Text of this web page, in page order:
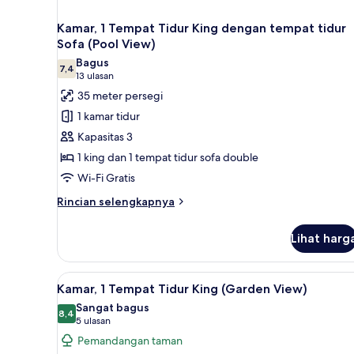
Kamar, 1 Tempat Tidur King dengan tempat tidur
Sofa (Pool View)
7,47,4 dari 10
Bagus
13 ulasan
(13
ulasan)
35 meter persegi
1 kamar tidur
Kapasitas 3
1 king dan 1 tempat tidur sofa double
Wi-Fi Gratis
Rincian selengkapnya
Rincian
Kamar,
Tempat
Tidur
King
dengan
tempat
Lihat
Lihat
semua
foto
untuk
Kamar, 1 Tempat Tidur King
8
Kamar, 1 Tempat Tidur King (Garden View)
8,48,4 dari 10
Sangat bagus
5 ulasan
(5
ulasan)
Pemandangan taman